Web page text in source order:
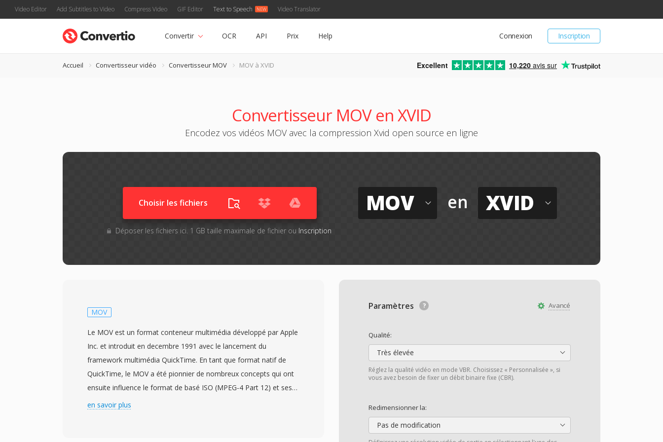
Video Editor Add Subtitles to Video Compress Video GIF Editor Text to Speech Video Translator
Inscription
Connexion
Convertir OCR API Prix Help
Accueil Convertisseur vidéo Convertisseur MOV MOV à XVID Excellent 10,220 avis sur
Convertisseur MOV en XVID
Encodez vos vidéos MOV avec la compression Xvid open source en ligne
Choisir les fichiers
Déposer les fichiers ici. 1 GB taille maximale de fichier ou Inscription
MOV en XVID
Avancé
Paramètres
Qualité:
Très élevée
Réglez la qualité vidéo en mode VBR. Choisissez « Personnalisée », si
vous avez besoin de fixer un débit binaire fixe (CBR).
Redimensionner la:
Pas de modification
MOV
Le MOV est un format conteneur multimédia développé par Apple
Inc. et introduit en decembre 1991 avec le lancement du
framework multimédia QuickTime. En tant que format natif de
QuickTime, le MOV a été pionnier de nombreux concepts qui ont
ensuite influence le format de basé ISO (MPEG-4 Part 12) et ses
derives, dont le MP4. Le conteneur utilisé une structuré
en savoir plus